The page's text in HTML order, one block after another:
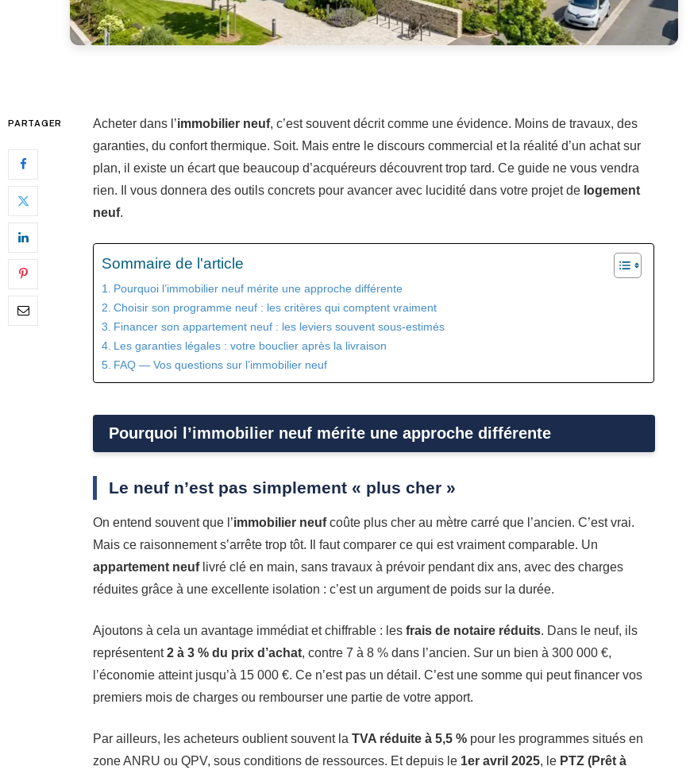
PARTAGER Acheter dans l’immobilier neuf, c’est souvent décrit comme une évidence. Moins de travaux, des
garanties, du confort thermique. Soit. Mais entre le discours commercial et la réalité d’un achat sur
plan, il existe un écart que beaucoup d’acquéreurs découvrent trop tard. Ce guide ne vous vendra
rien. Il vous donnera des outils concrets pour avancer avec lucidité dans votre projet de logement
neuf.
Sommaire de l'article
Pourquoi l’immobilier neuf mérite une approche différente
Choisir son programme neuf : les critères qui comptent vraiment
Financer son appartement neuf : les leviers souvent sous-estimés
Les garanties légales : votre bouclier après la livraison
FAQ — Vos questions sur l’immobilier neuf
Pourquoi l’immobilier neuf mérite une approche différente
Le neuf n’est pas simplement « plus cher »
On entend souvent que l’immobilier neufcoûte plus cher au mètre carré que l’ancien. C’est vrai.
Mais ce raisonnement s’arrête trop tôt. Il faut comparer ce qui est vraiment comparable. Un
appartement neuflivré clé en main, sans travaux à prévoir pendant dix ans, avec des charges
réduites grâce à une excellente isolation : c’est un argument de poids sur la durée.
Ajoutons à cela un avantage immédiat et chiffrable : lesfrais de notaire réduits. Dans le neuf, ils
représentent2 à 3 % du prix d’achat, contre 7 à 8 % dans l’ancien. Sur un bien à 300 000 €,
l’économie atteint jusqu’à 15 000 €. Ce n’est pas un détail. C’est une somme qui peut financer vos
premiers mois de charges ou rembourser une partie de votre apport.
Par ailleurs, les acheteurs oublient souvent laTVA réduite à 5,5 % pour les programmes situés en
zone ANRU ou QPV, sous conditions de ressources. Et depuis le 1er avril 2025, le PTZ (Prêt à